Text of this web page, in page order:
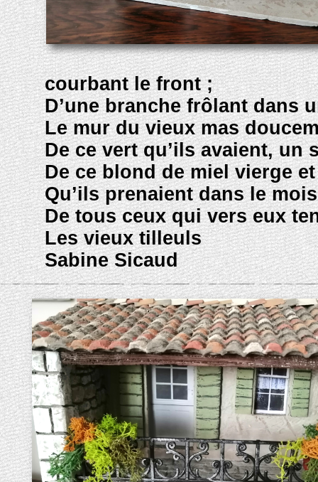
courbant le front ;
D’une branche frôlant dans
Le mur du vieux mas
De ce vert qu’ils avaient, un
De ce blond de miel vierge
Qu’ils prenaient dans le
De tous ceux qui vers eux
Les vieux tilleuls
Sabine Sicaud